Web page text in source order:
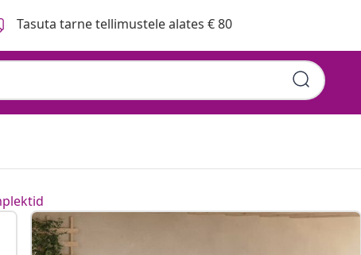
Tasuta tarne tellimustele alates € 80